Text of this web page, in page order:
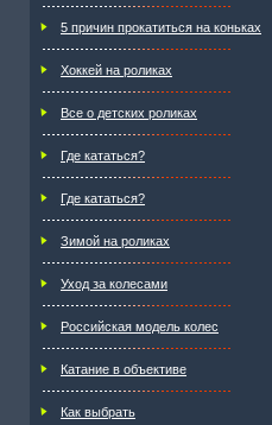
5 причин прокатиться на коньках
Хоккей на роликах
Все о детских роликах
Где кататься?
Где кататься?
Зимой на роликах
Уход за колесами
Российская модель колес
Катание в объективе
Как выбрать